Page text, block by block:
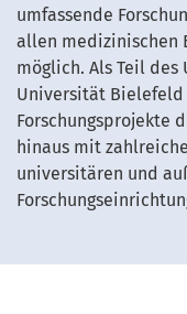
umfassende
allen medizinischen
möglich. Als Teil
Universität Bielefeld
Forschungsprojekte
hinaus mit
universitären und